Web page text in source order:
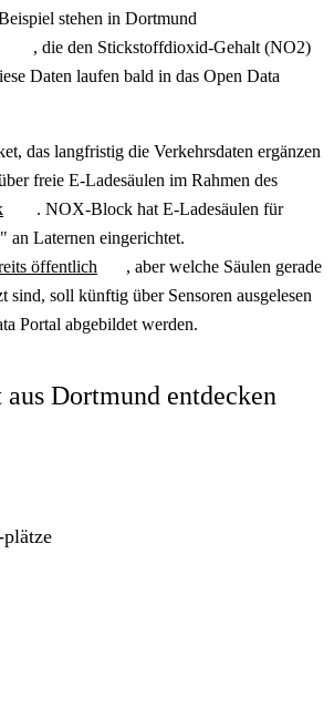
stehen in Dortmund
, die den Stickstoffdioxid-Gehalt (NO2)
Daten laufen bald in das Open Data
das langfristig die Verkehrsdaten ergänzen
freie E-Ladesäulen im Rahmen des
. NOX-Block hat E-Ladesäulen für
an Laternen eingerichtet.
öffentlich
, aber welche Säulen gerade
sind, soll künftig über Sensoren ausgelesen
Portal abgebildet werden.
Dortmund entdecken